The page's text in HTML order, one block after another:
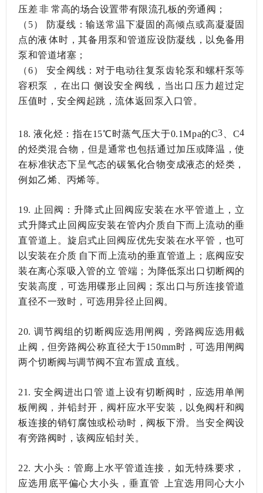
压差非常高的场合设置带有限流孔板的旁通阀；
（5）
防凝线：输送常温下凝固的高倾点或高凝凝固
点的液体时，其备用泵和管道应设防凝线，以免备用
泵和管道堵塞；
（6） 安全阀线：对于电动往复泵齿轮泵和螺杆泵等
容积泵，在出口侧设安全阀线，当出口压力超过定
压值时，安全阀起跳，流体返回泵入口管。
18.液化烃：指在15℃时蒸气压大于0.1Mpa的C3 、C4
的烃类混合物，但是通常也包括通过加压或降温，使
在标准状态下呈气态的碳氢化合物变成液态的烃类，
例如乙烯、丙烯等。
19. 止回阀：升降式止回阀应安装在水平管道上，立
式升降式止回阀应安装在管内介质自下而上流动的垂
直管道上。旋启式止回阀应优先安装在水平管，也可
以安装在介质自下而上流动的垂直管道上；底阀应安
装在离心泵吸入管的立管端；为降低泵出口切断阀的
安装高度，可选用碟形止回阀；泵出口与所连接管道
直径不一致时，可选用异径止回阀。
20. 调节阀组的切断阀应选用闸阀，旁路阀应选用截
止阀，但旁路阀公称直径大于150mm时，可选用闸阀
两个切断阀与调节阀不宜布置成直线。
21. 安全阀进出口管道上设有切断阀时，应选用单闸
板闸阀，并铅封开，阀杆应水平安装，以免阀杆和阀
板连接的销钉腐蚀或松动时，阀板下滑。当安全阀设
有旁路阀时，该阀应铅封关。
22. 大小头：管廊上水平管道连接，如无特殊要求，
应选用底平偏心大小头，垂直管上宜选用同心大小